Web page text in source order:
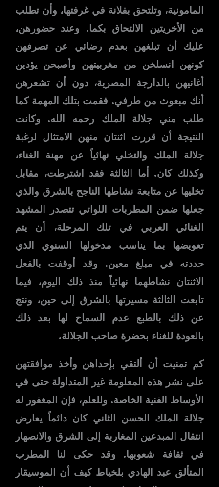
المامونية، وتلتحق بفلانة في غرفتها، وأن تطلب
من الأخريتين الالتحاق بكما. وعند حضورهن،
عليك أن تبلغهن بعدم رضائي عن تصرفهن
كونهن انسلخن من مغربيتهن وأصبحن يؤدين
أغانيهن بالدارجة المصرية، دون أن تشعرهن
أنك مبعوث من طرفي. فقمت بتلك المهمة كما
طلب مني جلالة الملك رحمه الله. وكانت
النتيجة أن قررت اثنتان منهن الامتثال لرغبة
جلالة الملك والتخلي نهائياً عن مهنة الغناء،
وكذلك كان. أما الثالثة فقد اشترطت، مقابل
تخليها عن متابعة نشاطها الناجح بالشرق والذي
جعلها ضمن المطربات اللواتي تتصدر المشهد
الغنائي العربي في تلك المرحلة، أن يتم
تعويضها بما يناسب مدخولها السنوي الذي
حددته في مبلغ معين. وقد أوقفت بالفعل
الاثنتان نشاطهما نهائياً منذ ذلك اليوم، فيما
تابعت الثالثة مسيرتها بالشرق إلى حين، ونتج
عن ذلك بالطبع عدم السماح لها بعد ذلك
بالعودة للغناء بحضرة صاحب الجلالة.
كم تمنيت أن ألتقي بإحداهن وأخذ موافقتهن
على نشر هذه المعلومة غير المتداولة حتى في
الأوساط الفنية الخاصة. وللعلم، فإن المغفور له
جلالة الملك الحسن الثاني كان دائماً يعارض
انتقال المبدعين المغاربة إلى الشرق والانصهار
في ثقافة شعوبها. وقد حكى لنا المطرب
المتألق عبد الهادي بلخياط كيف أن الموسيقار